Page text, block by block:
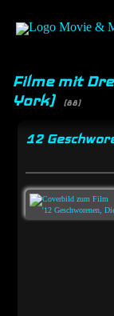
Filme mit
York)
(88)
12